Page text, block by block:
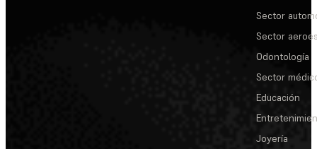
Sector
Sector
Odontología
Sector
Educación
Joyería